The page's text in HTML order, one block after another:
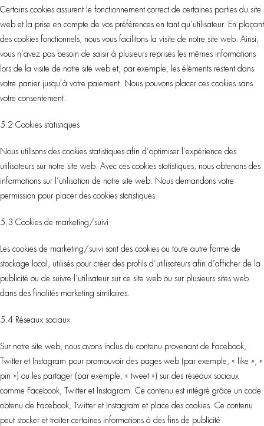
Certains cookies assurent le fonctionnement correct de certaines parties du site
web et la prise en compte de vos préférences en tant qu’utilisateur. En plaçant
des cookies fonctionnels, nous vous facilitons la visite de notre site web. Ainsi,
vous n’avez pas besoin de saisir à plusieurs reprises les mêmes informations
lors de la visite de notre site web et, par exemple, les éléments restent dans
votre panier jusqu’à votre paiement. Nous pouvons placer ces cookies sans
votre consentement.
5.2 Cookies statistiques
Nous utilisons des cookies statistiques afin d’optimiser l’expérience des
utilisateurs sur notre site web. Avec ces cookies statistiques, nous obtenons des
informations sur l’utilisation de notre site web. Nous demandons votre
permission pour placer des cookies statistiques.
5.3 Cookies de marketing/suivi
Les cookies de marketing/suivi sont des cookies ou toute autre forme de
stockage local, utilisés pour créer des profils d’utilisateurs afin d’afficher de la
publicité ou de suivre l’utilisateur sur ce site web ou sur plusieurs sites web
dans des finalités marketing similaires.
5.4 Réseaux sociaux
Sur notre site web, nous avons inclus du contenu provenant de Facebook,
Twitter et Instagram pour promouvoir des pages web (par exemple, « like », «
pin ») ou les partager (par exemple, « tweet ») sur des réseaux sociaux
comme Facebook, Twitter et Instagram. Ce contenu est intégré grâce un code
obtenu de Facebook, Twitter et Instagram et place des cookies. Ce contenu
peut stocker et traiter certaines informations à des fins de publicité